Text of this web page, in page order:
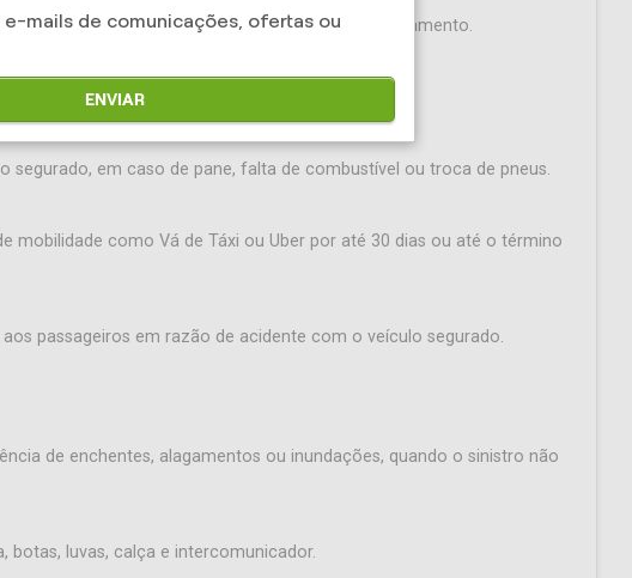
decorrente de colisão, incêndio, roubo, furto e alagamento.
decorrentes de acidentes com terceiros.
segurado, em caso de pane, falta de combustível ou troca de pneus.
mobilidade como Vá de Táxi ou Uber por até 30 dias ou até o término
passageiros em razão de acidente com o veículo segurado.
de enchentes, alagamentos ou inundações, quando o sinistro não
botas, luvas, calça e intercomunicador.
mails de comunicações, ofertas ou
ENVIAR